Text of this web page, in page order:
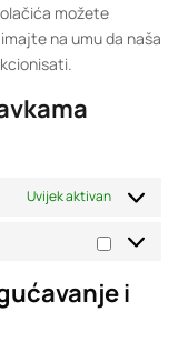
možete
na umu da naša
Uvijek aktivan
i